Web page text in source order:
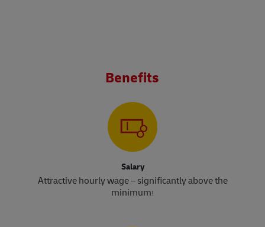
Benefits
Salary
Attractive hourly wage – significantly above the
minimum!​​​​​​​